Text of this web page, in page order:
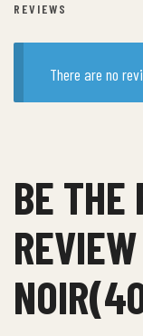
REVIEWS
There are no
BE THE